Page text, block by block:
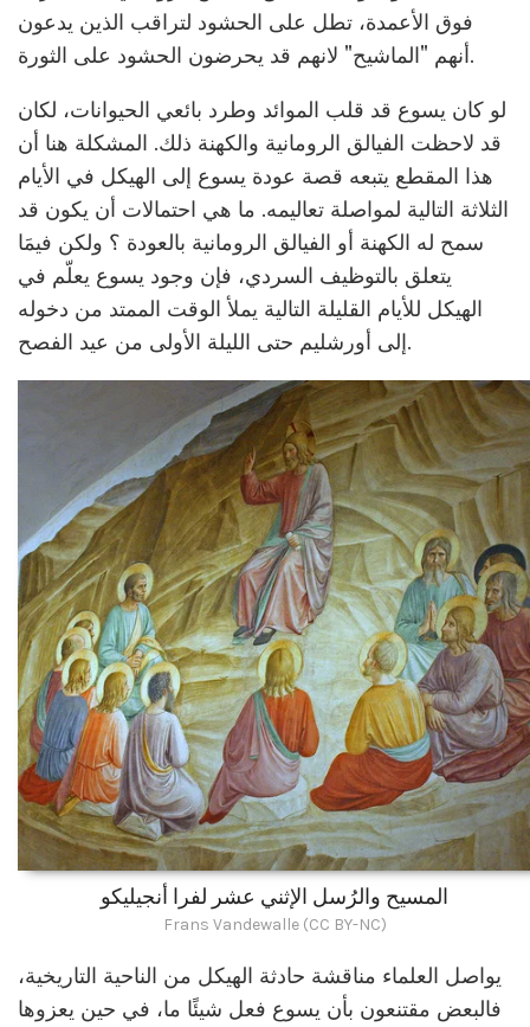
فوق الأعمدة، تطل على الحشود لتراقب الذين يدعون
أنهم "الماشيح" لانهم قد يحرضون الحشود على الثورة.
لو كان يسوع قد قلب الموائد وطرد بائعي الحيوانات، لكان
قد لاحظت الفيالق الرومانية والكهنة ذلك. المشكلة هنا أن
هذا المقطع يتبعه قصة عودة يسوع إلى الهيكل في الأيام
الثلاثة التالية لمواصلة تعاليمه. ما هي احتمالات أن يكون قد
سمح له الكهنة أو الفيالق الرومانية بالعودة ؟ ولكن فيمَا
يتعلق بالتوظيف السردي، فإن وجود يسوع يعلّم في
الهيكل للأيام القليلة التالية يملأ الوقت الممتد من دخوله
إلى أورشليم حتى الليلة الأولى من عيد الفصح.
المسيح والرُسل الإثني عشر لفرا أنجيليكو
Frans Vandewalle (CC BY-NC)
يواصل العلماء مناقشة حادثة الهيكل من الناحية التاريخية،
فالبعض مقتنعون بأن يسوع فعل شيئًا ما، في حين يعزوها